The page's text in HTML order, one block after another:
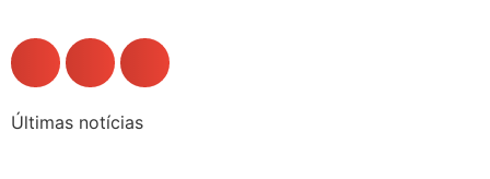
Últimas notícias